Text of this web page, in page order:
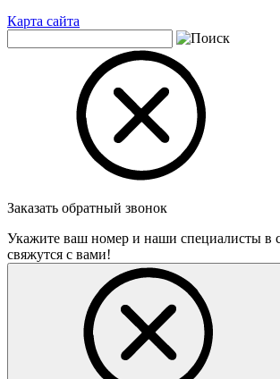
Карта сайта
Заказать обратный звонок
Укажите ваш номер и наши специалисты в
свяжутся с вами!